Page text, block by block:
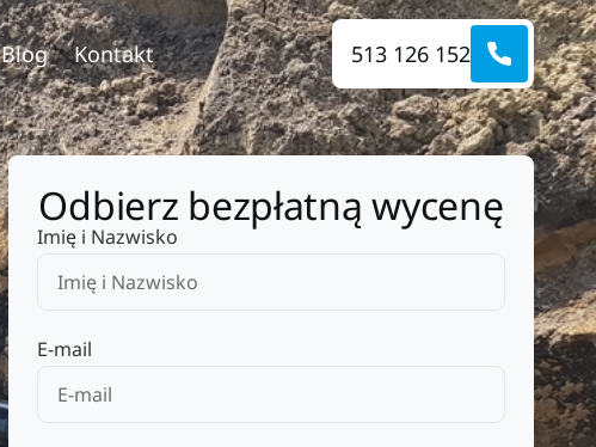
Blog Kontakt 513 126 152
Odbierz bezpłatną wycenę
Imię i Nazwisko
E-mail